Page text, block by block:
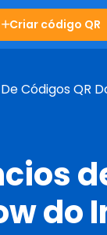
Criar código QR
Códigos QR
do